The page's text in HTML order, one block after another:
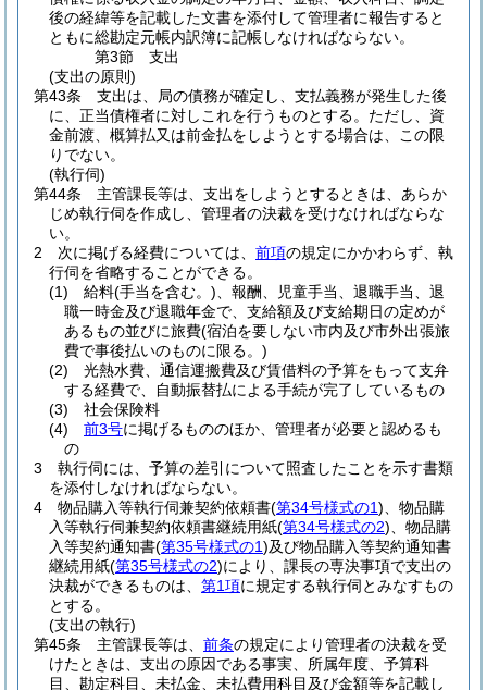
後の経緯等を記載した文書を添付して管理者に報告すると
ともに総勘定元帳内訳簿に記帳しなければならない。
第3節
支出
(支出の原則)
第43条
支出は、局の債務が確定し、支払義務が発生した後
に、正当債権者に対しこれを行うものとする。 ただし、資
金前渡、概算払又は前金払をしようとする場合は、この限
りでない。
(執行伺)
第44条
主管課長等は、支出をしようとするときは、あらか
じめ執行伺を作成し、管理者の決裁を受けなければならな
い。
2
次に掲げる経費については、 前項の規定にかかわらず、執
行伺を省略することができる。
(1)
給料(手当を含む。) 、報酬、児童手当、退職手当、退
職一時金及び退職年金で、支給額及び支給期日の定めが
あるもの並びに旅費(宿泊を要しない市内及び市外出張旅
費で事後払いのものに限る。)
(2)
光熱水費、通信運搬費及び賃借料の予算をもって支弁
する経費で、自動振替払による手続が完了しているもの
(3)
社会保険料
(4)
前3号に掲げるもののほか、管理者が必要と認めるも
の
3
執行伺には、予算の差引について照査したことを示す書類
を添付しなければならない。
4
物品購入等執行伺兼契約依頼書(第34号様式の1) 、物品購
入等執行伺兼契約依頼書継続用紙(第34号様式の2) 、物品購
入等契約通知書(第35号様式の1)及び物品購入等契約通知書
継続用紙(第35号様式の2)により、課長の専決事項で支出の
決裁ができるものは、 第1項に規定する執行伺とみなすもの
とする。
(支出の執行)
第45条
主管課長等は、 前条の規定により管理者の決裁を受
けたときは、支出の原因である事実、所属年度、予算科
目、勘定科目、未払金、未払費用科目及び金額等を記載し